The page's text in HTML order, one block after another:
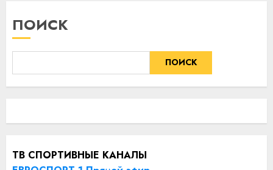
ПОИСК
ПОИСК
ТВ СПОРТИВНЫЕ КАНАЛЫ